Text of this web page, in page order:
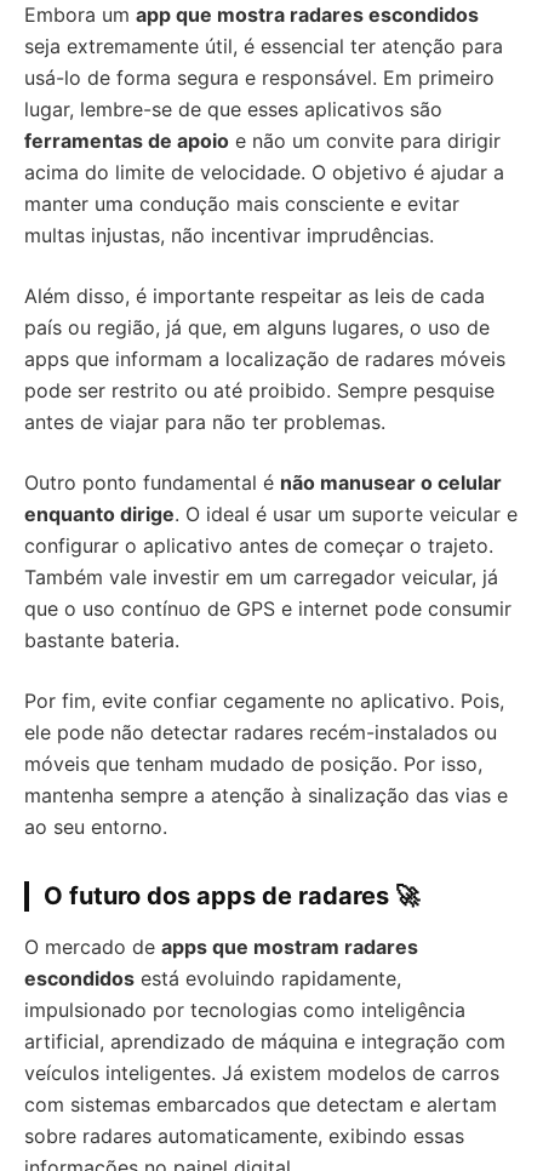
Embora um app que mostra radares escondidos
seja extremamente útil, é essencial ter atenção para
usá-lo de forma segura e responsável. Em primeiro
lugar, lembre-se de que esses aplicativos são
ferramentas de apoio e não um convite para dirigir
acima do limite de velocidade. O objetivo é ajudar a
manter uma condução mais consciente e evitar
multas injustas, não incentivar imprudências.
Além disso, é importante respeitar as leis de cada
país ou região, já que, em alguns lugares, o uso de
apps que informam a localização de radares móveis
pode ser restrito ou até proibido. Sempre pesquise
antes de viajar para não ter problemas.
Outro ponto fundamental é não manusear o celular
enquanto dirige. O ideal é usar um suporte veicular e
configurar o aplicativo antes de começar o trajeto.
Também vale investir em um carregador veicular, já
que o uso contínuo de GPS e internet pode consumir
bastante bateria.
Por fim, evite confiar cegamente no aplicativo. Pois,
ele pode não detectar radares recém-instalados ou
móveis que tenham mudado de posição. Por isso,
mantenha sempre a atenção à sinalização das vias e
ao seu entorno.
O futuro dos apps de radares 🚀
O mercado de apps que mostram radares
escondidos está evoluindo rapidamente,
impulsionado por tecnologias como inteligência
artificial, aprendizado de máquina e integração com
veículos inteligentes. Já existem modelos de carros
com sistemas embarcados que detectam e alertam
sobre radares automaticamente, exibindo essas